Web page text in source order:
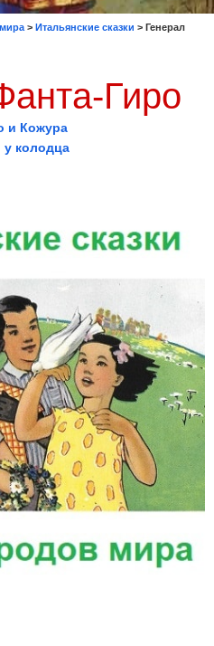
> Итальянские сказки > Генерал
Гиро
и Кожура
у колодца